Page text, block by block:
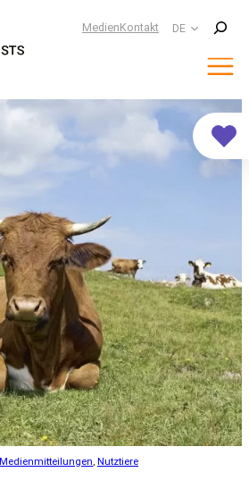
MedienKontakt DE
Suchen
Medienmitteilungen, Nutztiere